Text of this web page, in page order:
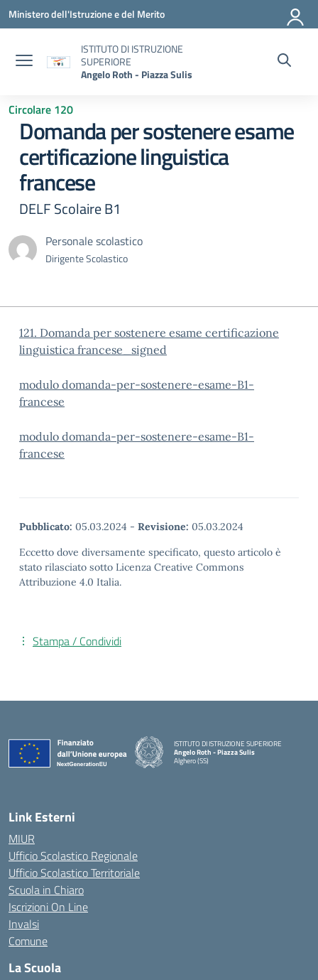
Vai ai contenuti
Vai al menu di navigazione
Vai al footer
Ministero dell'Istruzione e del Merito
ISTITUTO DI ISTRUZIONE
SUPERIORE
Angelo Roth - Piazza Sulis
Circolare 120
Domanda per sostenere esame
certificazione linguistica
francese
DELF Scolaire B1
Personale scolastico
Dirigente Scolastico
121. Domanda per sostenere esame certificazione
linguistica francese_signed
modulo domanda-per-sostenere-esame-B1-
francese
modulo domanda-per-sostenere-esame-B1-
francese
Pubblicato: 05.03.2024 - Revisione: 05.03.2024
Eccetto dove diversamente specificato, questo articolo è
stato rilasciato sotto Licenza Creative Commons
Attribuzione 4.0 Italia.
Stampa / Condividi
ISTITUTO DI ISTRUZIONE SUPERIORE
Angelo Roth - Piazza Sulis
Alghero (SS)
— Visita la pagina iniziale della scuola
Link Esterni
MIUR
Ufficio Scolastico Regionale
Ufficio Scolastico Territoriale
Scuola in Chiaro
Iscrizioni On Line
Invalsi
Comune
La Scuola